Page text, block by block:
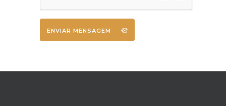
ENVIAR MENSAGEM